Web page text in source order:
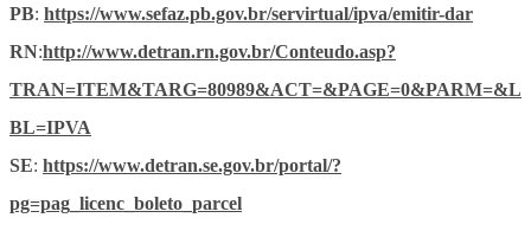
PB: https://www.sefaz.pb.gov.br/servirtual/ipva/emitir-dar
RN:http://www.detran.rn.gov.br/Conteudo.asp?
TRAN=ITEM&TARG=80989&ACT=&PAGE=0&PARM=&L
BL=IPVA
SE: https://www.detran.se.gov.br/portal/?
pg=pag_licenc_boleto_parcel